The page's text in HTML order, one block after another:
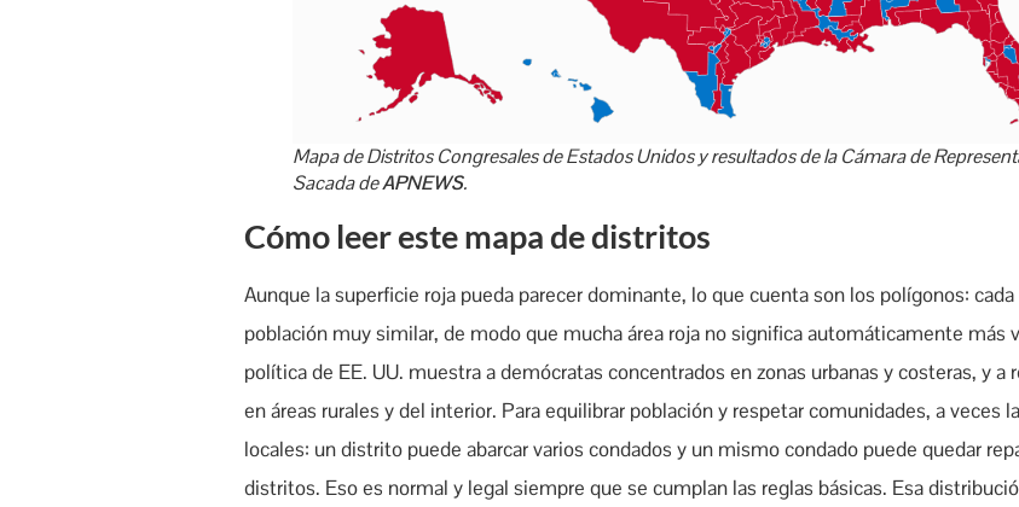
Mapa de Distritos Congresales de Estados Unidos y resultados de la Cámara de
Sacada deAPNEWS.
Cómo leer este mapa de distritos
Aunque la superficie roja pueda parecer dominante, lo que cuenta son los polígonos:
población muy similar, de modo que mucha área roja no significa automáticamente más
política de EE. UU. muestra a demócratas concentrados en zonas urbanas y costeras, y a
en áreas rurales y del interior. Para equilibrar población y respetar comunidades, a veces
locales: un distrito puede abarcar varios condados y un mismo condado puede quedar
distritos. Eso es normal y legal siempre que se cumplan las reglas básicas. Esa